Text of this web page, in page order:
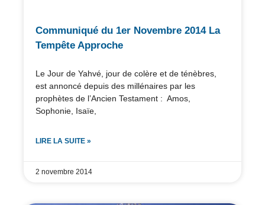
Communiqué du 1er Novembre 2014 La
Tempête Approche
Le Jour de Yahvé, jour de colère et de ténèbres,
est annoncé depuis des millénaires par les
prophètes de l’Ancien Testament : Amos,
Sophonie, Isaïe,
LIRE LA SUITE »
2 novembre 2014